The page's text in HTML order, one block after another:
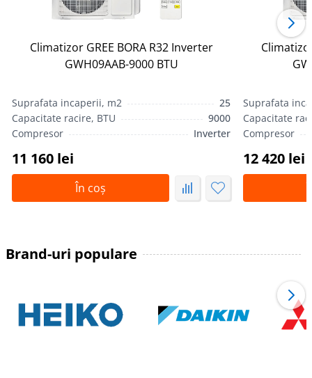
Climatizor GREE BORA R32 Inverter
GWH09AAB-9000 BTU
Suprafata incaperii, m2
25
Capacitate racire, BTU
9000
Compresor
Inverter
11 160 lei
În coș
Suprafata
Capacitate
Compresor
12 420 lei
Brand-uri populare